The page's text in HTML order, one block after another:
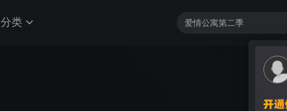
分类